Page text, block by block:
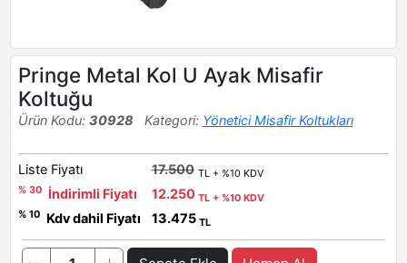
Pringe Metal Kol U Ayak Misafir
Koltuğu
Ürün Kodu: 30928 Kategori: Yönetici Misafir Koltukları
Liste Fiyatı 17.500 TL + %10 KDV
% 30
İndirimli Fiyatı 12.250 TL + %10 KDV
% 10
Kdv dahil Fiyatı 13.475 TL